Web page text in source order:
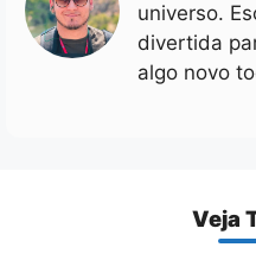
universo.
divertida
algo novo
Veja